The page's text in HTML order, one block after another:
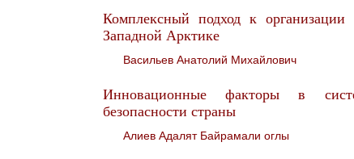
Комплексный подход к организации
Западной Арктике
Васильев Анатолий Михайлович
Инновационные факторы в
безопасности страны
Алиев Адалят Байрамали оглы